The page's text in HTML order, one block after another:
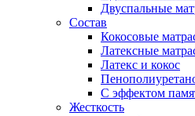
Двуспальные
Состав
Кокосовые
Латексные
Латекс и кокос
С эффектом
Жесткость